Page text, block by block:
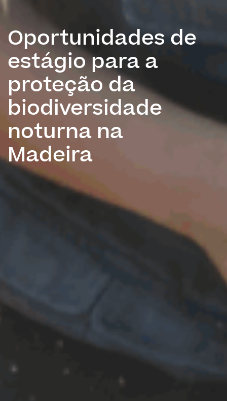
Oportunidades de
estágio para a
proteção da
biodiversidade
noturna na
Madeira